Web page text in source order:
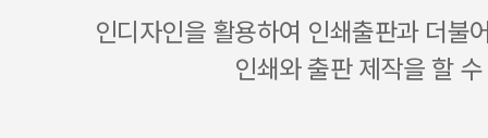
인디자인을 활용하여 인쇄출판과 더불
인쇄와 출판 제작을 할